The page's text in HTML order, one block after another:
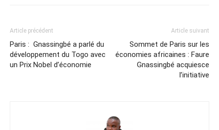
Article précédent
Paris : Gnassingbé a parlé du
développement du Togo avec
un Prix Nobel d’économie
Article suivant
Sommet de Paris sur les
économies africaines : Faure
Gnassingbé acquiesce
l’initiative